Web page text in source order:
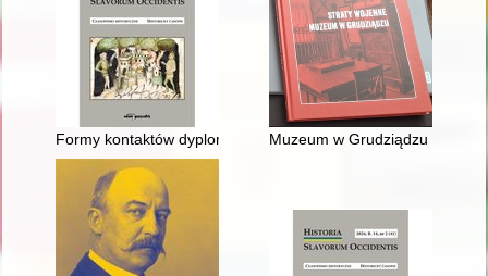
Formy kontaktów dyplomatycznych między władcami
Muzeum w Grudziądzu w